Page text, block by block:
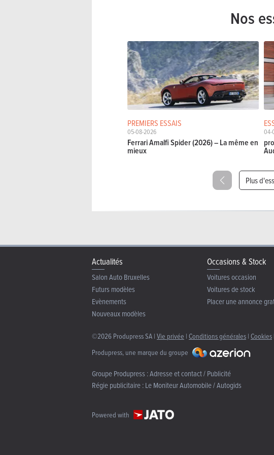
Nos
PREMIERS ESSAIS
05-08-2026
Ferrari Amalfi Spider (2026) – La même en
mieux
04-
Plus
Actualités
Salon Auto Bruxelles
Futurs modèles
Evènements
Nouveaux modèles
Occasions & Stock
Voitures occasion
Voitures de stock
Placer une annonce
©2026 Produpress SA | Vie privée | Conditions générales | Cookies
Produpress, une marque du groupe
Groupe Produpress :Adresse et contact / Publicité
Régie publicitaire :Le Moniteur Automobile / Autogids
Powered with